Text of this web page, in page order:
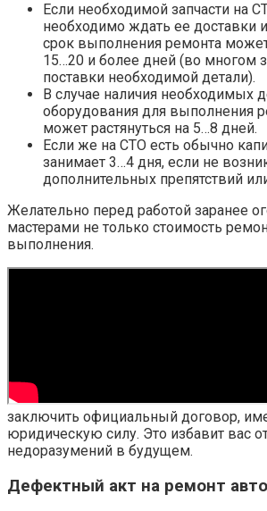
Если необходимой запчасти на
необходимо ждать ее доставки
срок выполнения ремонта может
15…20 и более дней (во многом
поставки необходимой детали).
В случае наличия необходимых
оборудования для выполнения
может растянуться на 5…8 дней.
Если же на СТО есть обычно
занимает 3…4 дня, если не
дополнительных препятствий
Желательно перед работой заранее
мастерами не только стоимость
выполнения.
заключить официальный договор,
юридическую силу. Это избавит вас
недоразумений в будущем.
Дефектный акт на ремонт